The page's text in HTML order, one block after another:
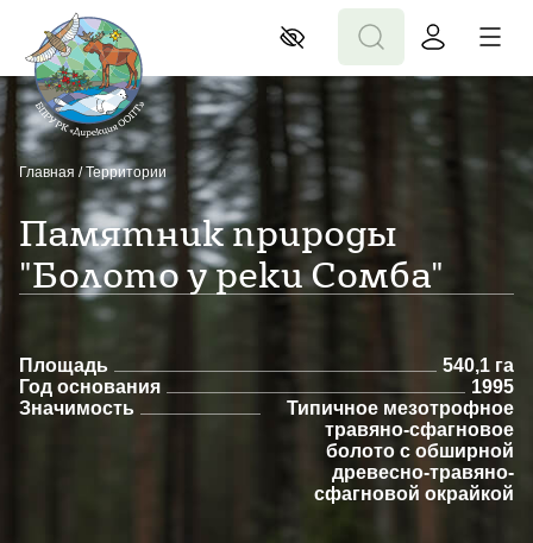
Главная /Территории
Памятник природы
"Болото у реки Сомба"
Площадь
540,1 га
Год основания
1995
Значимость
Типичное мезотрофное
травяно-сфагновое
болото с обширной
древесно-травяно-
сфагновой окрайкой